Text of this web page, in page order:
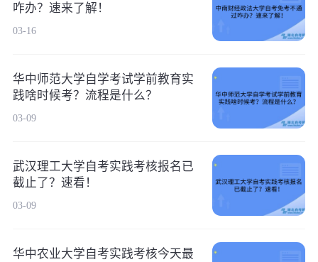
咋办？速来了解！
03-16
华中师范大学自学考试学前教育实
践啥时候考？流程是什么？
03-09
武汉理工大学自考实践考核报名已
截止了？速看！
03-09
华中农业大学自考实践考核今天最